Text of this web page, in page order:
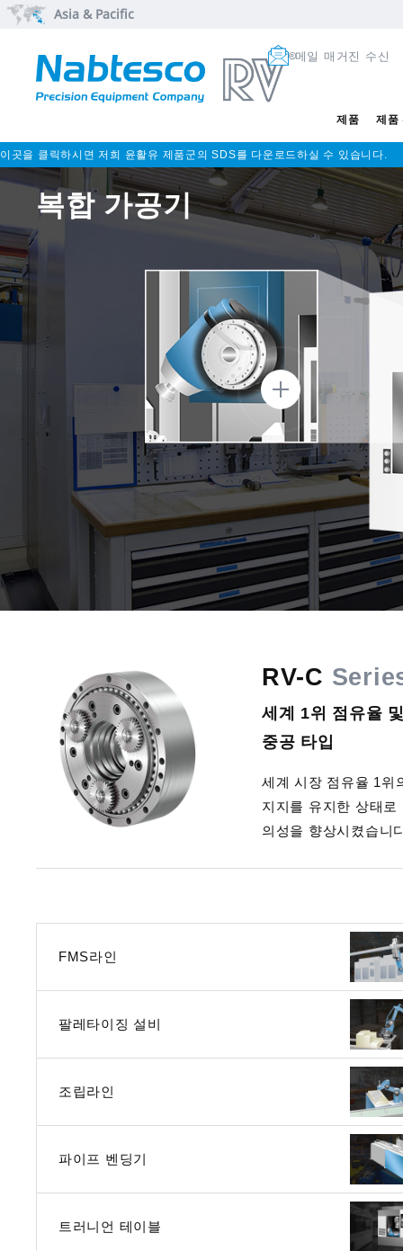
Asia & Pacific
메일 매거진 수신
제품 제품
이곳을 클릭하시면 저희 윤활유 제품군의 SDS를 다운로드하실 수 있습니다.
복합 가공기
RV-C
세계 1위 점유율
중공 타입
세계 시장 점유율 1위
지지를 유지한 상태
의성을 향상시켰습니
FMS라인
팔레타이징 설비
조립라인
파이프 벤딩기
트러니언 테이블